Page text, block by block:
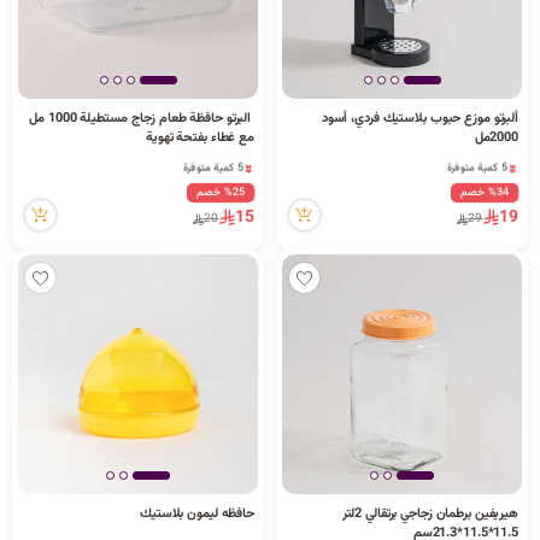
ألبرتو موزع حبوب بلاستيك فردي، أسود
2000مل
5 كمية متوفرة
13 مشاهدة مؤخراً
5 كمية متوفرة
13 مشاهدة مؤخراً%34 خصم
19
29
البرتو حافظة طعام زجاج مستطيلة 1000 مل
مع غطاء بفتحة تهوية
2 قطعة بيعت مؤخراً
4 مشاهدة مؤخراً
5 كمية متوفرة
2 قطعة بيعت مؤخراً
4 مشاهدة مؤخراً
%25 خصم
15
20
هيريفين برطمان زجاجي برتقالي 2لتر
11.5*11.5*21.3سم
حافظه ليمون بلاستيك